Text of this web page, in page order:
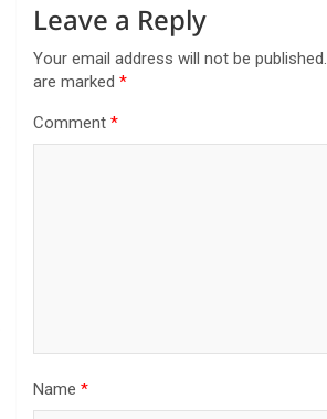
Leave a Reply
Your email address will not be published.
are marked *
Comment *
Name *